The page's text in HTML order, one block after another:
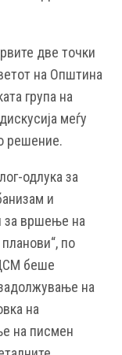
две точки
на Општина
група на
меѓу
решение.
одлука за
и
за вршење на
по
беше
на
на
на писмен